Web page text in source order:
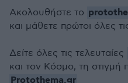
Ακολουθήστε το
και μάθετε πρώτοι όλες
Δείτε όλες τις τελευταίες
και τον Κόσμο, τη στιγμή
Protothema.gr